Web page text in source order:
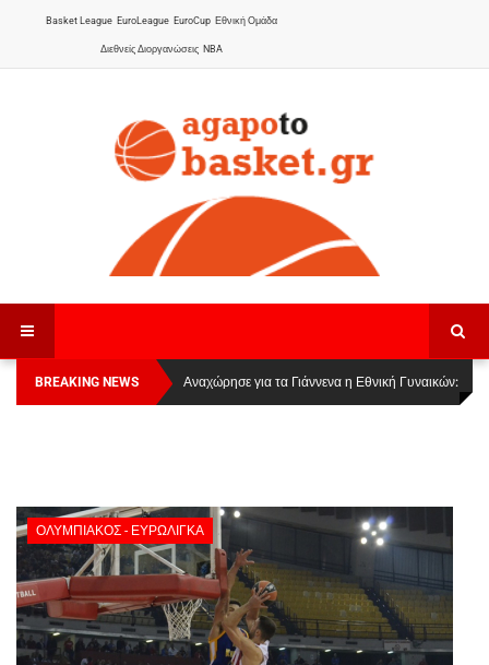
Basket League EuroLeague EuroCup Εθνική Ομάδα
Διεθνείς Διοργανώσεις NBA
BREAKING NEWS
Οι Πάνθηρες Καβάλας στην Women Basketball
League 1
Αναχώρησε για τα Γιάννενα η Εθνική Γυναικών:
ΟΛΥΜΠΙΑΚΌΣ - ΕΥΡΩΛΊΓΚΑ